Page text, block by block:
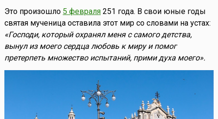
Это произошло 5 февраля251 года. В свои юные годы
святая мученица оставила этот мир со словами на устах:
«Господи, который охранял меня с самого детства,
вынул из моего сердца любовь к миру и помог
претерпеть множество испытаний, прими духа моего».